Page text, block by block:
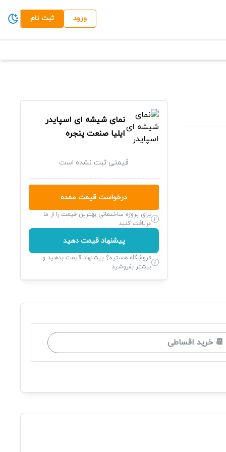
ورود ثبت نام
نمای شیشه ای اسپایدر
ایلیا صنعت پنجره
قیمتی ثبت نشده است
درخواست قیمت عمده
برای پروژه ساختمانی بهترین قیمت را از ما
دریافت کنید
پیشنهاد قیمت دهید
فروشگاه هستید؟ پیشنهاد قیمت بدهید و
بیشتر بفروشید
📆 خرید اقساطی